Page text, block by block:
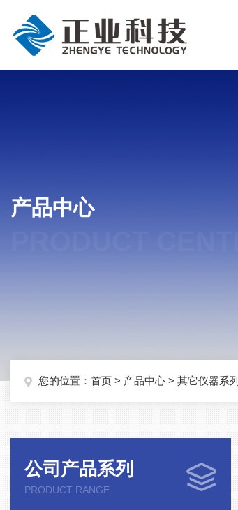
产品中心
您的位置： 首页 > 产品中心 > 其它仪器系列
公司产品系列
PRODUCT RANGE